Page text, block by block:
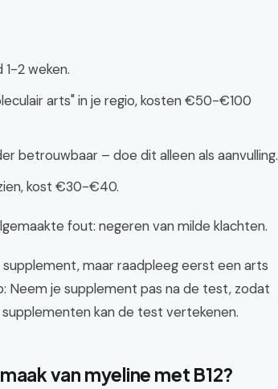
2 weken.
arts" in je regio, kosten €50-€100
betrouwbaar – doe dit alleen als aanvulling.
kost €30-€40.
fout: negeren van milde klachten.
maar raadpleeg eerst een arts
Neem je supplement pas na de test, zodat
kan de test vertekenen.
van myeline met B12?